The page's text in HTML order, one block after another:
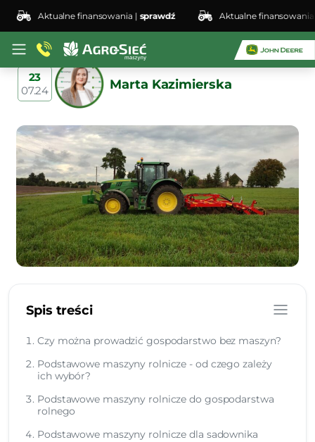
Aktualne finansowania |sprawdź Aktualne finansowania |
Podstawowe maszyny
rolnicze: jakie są niezbędne?
23
07.24
Marta Kazimierska
Spis treści
Czy można prowadzić gospodarstwo bez maszyn?
Podstawowe maszyny rolnicze - od czego zależy
ich wybór?
Podstawowe maszyny rolnicze do gospodarstwa
rolnego
Podstawowe maszyny rolnicze dla sadownika